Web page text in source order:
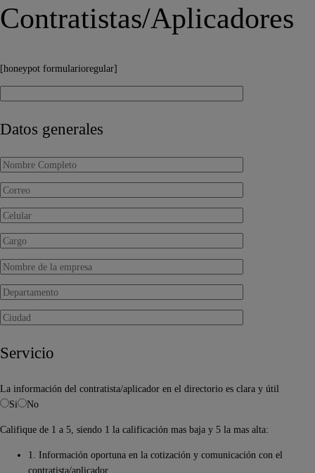
Contratistas/Aplicadores
[honeypot formularioregular]
Datos generales
Servicio
La información del contratista/aplicador en el directorio es clara y útil
Si
No
Califique de 1 a 5, siendo 1 la calificación mas baja y 5 la mas alta:
1. Información oportuna en la cotización y comunicación con el
contratista/aplicador